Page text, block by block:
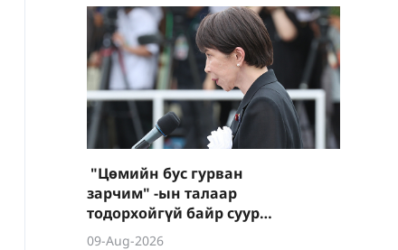
"Цөмийн бус гурван
зарчим" -ын талаар
тодорхойгүй байр суурь
илэрхийлэв
09-Aug-2026